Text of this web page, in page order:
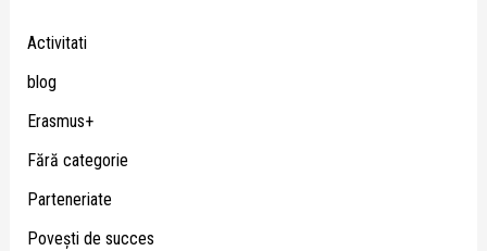
Activitati
blog
Erasmus+
Fără categorie
Parteneriate
Poveşti de succes